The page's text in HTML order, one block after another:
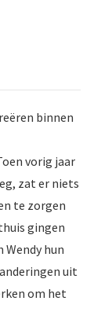
binnen
vorig jaar
zat er niets
te zorgen
gingen
hun
uit
om het